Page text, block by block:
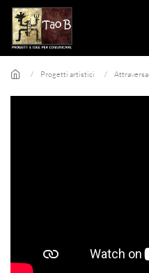
Skip to main content
Progetti artistici